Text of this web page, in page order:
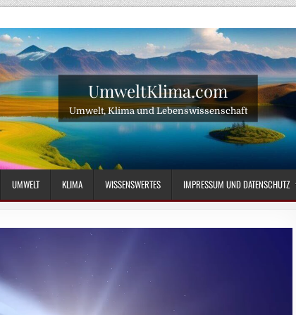
UmweltKlima.com
Umwelt, Klima und Lebenswissenschaft
UMWELT KLIMA WISSENSWERTES IMPRESSUM UND DATENSCHUTZ